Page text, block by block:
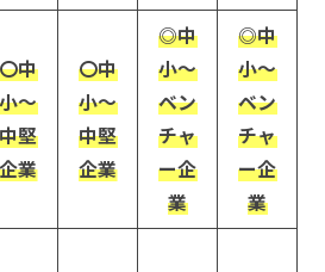
〇中
小～
中堅
企業
〇中
小～
中堅
企業
◎中
小～
ベン
チャ
ー企
業
◎中
小～
ベン
チャ
ー企
業